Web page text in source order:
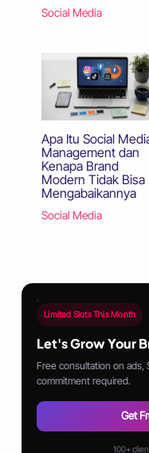
Social Media
Apa Itu Social
Management dan
Kenapa Brand
Modern Tidak Bisa
Mengabaikannya
Social Media
Limited Slots This Month
Let's Grow Your
Free consultation on ads,
commitment required.
Get
100+